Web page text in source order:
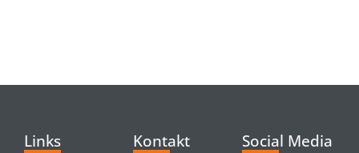
Links Kontakt Social Media